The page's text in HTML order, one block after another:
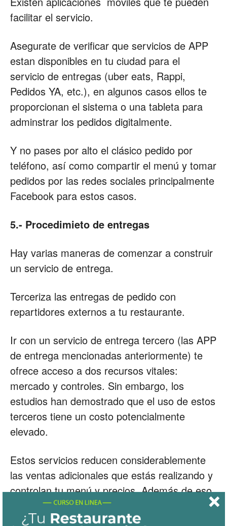
facilitar el servicio.
Asegurate de verificar que servicios de APP
estan disponibles en tu ciudad para el
servicio de entregas (uber eats, Rappi,
Pedidos YA, etc.), en algunos casos ellos te
proporcionan el sistema o una tableta para
adminstrar los pedidos digitalmente.
Y no pases por alto el clásico pedido por
teléfono, así como compartir el menú y tomar
pedidos por las redes sociales principalmente
Facebook para estos casos.
5.- Procedimieto de entregas
Hay varias maneras de comenzar a construir
un servicio de entrega.
Terceriza las entregas de pedido con
repartidores externos a tu restaurante.
Ir con un servicio de entrega tercero (las APP
de entrega mencionadas anteriormente) te
ofrece acceso a dos recursos vitales:
mercado y controles. Sin embargo, los
estudios han demostrado que el uso de estos
terceros tiene un costo potencialmente
elevado.
Estos servicios reducen considerablemente
las ventas adicionales que estás realizando y
controlan tu menú y precios. Además de eso,
pierdes el acceso a valiosos datos de
clientes.